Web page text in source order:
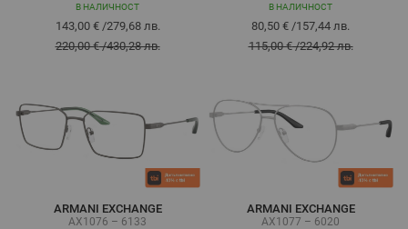
В НАЛИЧНОСТ
143,00 €/279,68 лв.
220,00 €/430,28 лв.
В НАЛИЧНОСТ
80,50 € /157,44 лв.
115,00 €/224,92 лв.
ARMANI EXCHANGE
AX1076 – 6133
ARMANI EXCHANGE
AX1077 – 6020